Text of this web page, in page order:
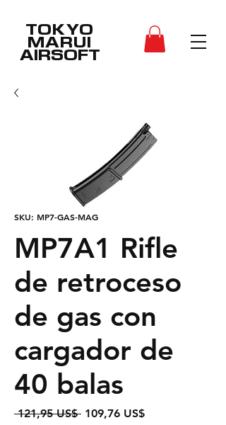
TOKYO
MARUI
AIRSOFT
SKU: MP7-GAS-MAG
MP7A1 Rifle
de retroceso
de gas con
cargador de
40 balas
121,95 US$ Precio
109,76 US$Precio